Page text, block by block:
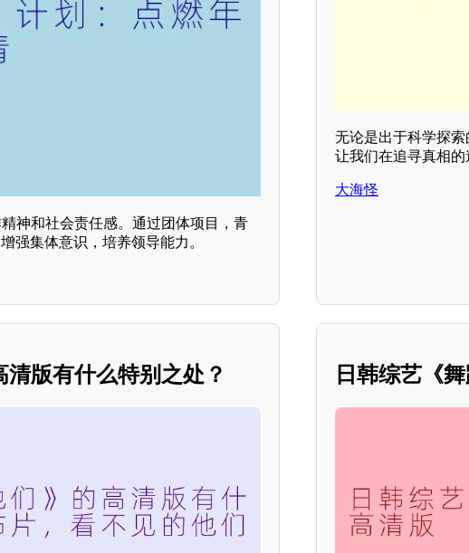
神和社会责任感。通过团体项目，青
强集体意识，培养领导能力。
无论是出于科学探
让我们在追寻真相的
大海怪
版有什么特别之处？ 日韩综艺《